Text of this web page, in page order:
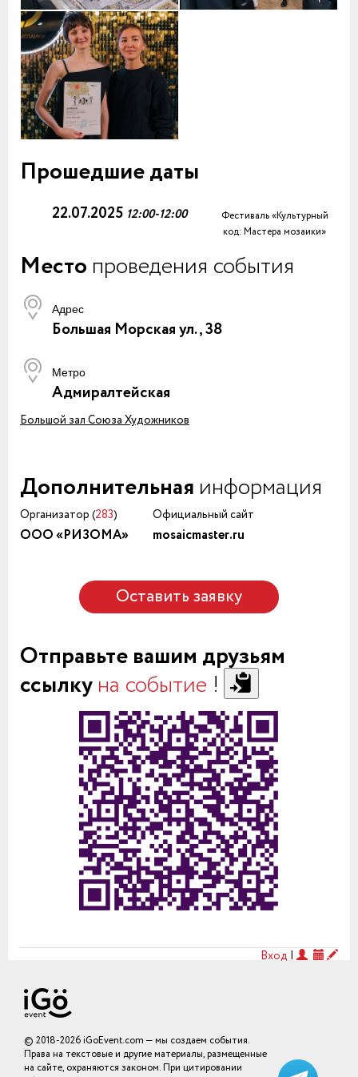
Прошедшие даты
22.07.2025 12:00-12:00
Фестиваль «Культурный
код: Мастера мозаики»
Место проведения события
Адрес
Большая Морская ул., 38
Метро
Адмиралтейская
Большой зал Союза Художников
Дополнительная информация
Организатор (283)
ООО «РИЗОМА»
Официальный сайт
mosaicmaster.ru
Оставить заявку
Отправьте вашим друзьям
ссылкуна событие !
Вход |
© 2018-2026 iGoEvent.com — мы создаем события.
Права на текстовые и другие материалы, размещенные
на сайте, охраняются законом. При цитировании